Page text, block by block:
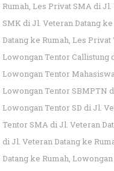
Rumah, Les Privat SMA di Jl.
SMK di Jl. Veteran Datang
Datang ke Rumah, Les Privat
Lowongan Tentor Callistung
Lowongan Tentor
Lowongan Tentor SBMPTN
Lowongan Tentor SD di Jl.
Tentor SMA di Jl. Veteran
di Jl. Veteran Datang ke
Datang ke Rumah,